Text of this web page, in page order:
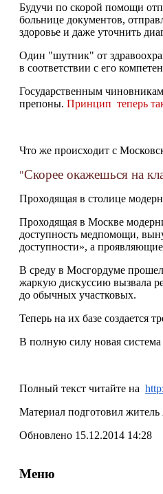
Будучи по скорой помощи
больнице документов,
здоровье и даже уточнить
Один "шутник" от
в соответствии с его
Государственным
препоны. Принцип теперь
Что же происходит с
"Скорее окажешься на
Проходящая в столице
Проходящая в Москве
доступность медпомощи,
доступности», а
В среду в Мосгордуме
жаркую дискуссию вызвала
до обычных участковых.
Теперь на их базе создается
В полную силу новая система
Полный текст читайте на
Материал подготовил
Обновлено 15.12.2014 14:28
Меню